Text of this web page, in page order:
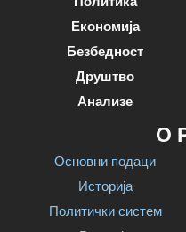
Економија
Безбедност
Друштво
Анализе
О
Основни подаци
Историја
Политички систем